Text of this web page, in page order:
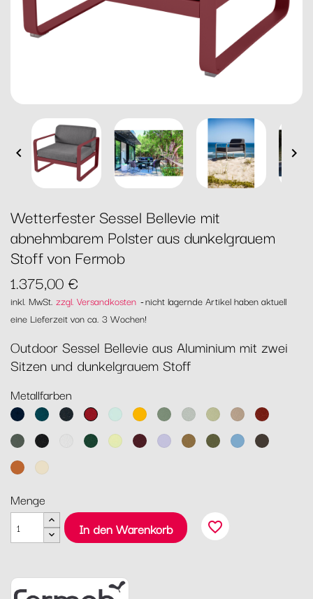
 
Wetterfester Sessel Bellevie mit
abnehmbarem Polster aus dunkelgrauem
Stoff von Fermob
1.375,00 €
inkl. MwSt. zzgl. Versandkosten nicht lagernde Artikel haben aktuell
eine Lieferzeit von ca. 3 Wochen!
Outdoor Sessel Bellevie aus Aluminium mit zwei
Sitzen und dunkelgrauem Stoff
Metallfarben
AbyssblauAcapulcoblau
Anthrazit
Chili Gletscherminze
HonigKaktusLehmgrau
LindgrünMuskatOcker
Rosmarin
Lakritz Baumwollweiß
Zederngrün
Zitronensorbet
Schwarzkirsche
Marshmallo
Lebkuchen
PestoMayaTonka
Kandierte
Latte-
Menge
In den Warenkorb
favorite_border